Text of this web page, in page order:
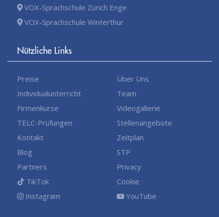
VOX-Sprachschule Zürich Enge
VOX-Sprachschule Winterthur
Nützliche Links
Preise
Individualunterricht
Firmenkurse
TELC-Prüfungen
Kontakt
Blog
Partners
TikTok
Instagram
Über Uns
Team
Videogallerie
Stellenangebote
Zeitplan
STP
Privacy
Cookie
YouTube